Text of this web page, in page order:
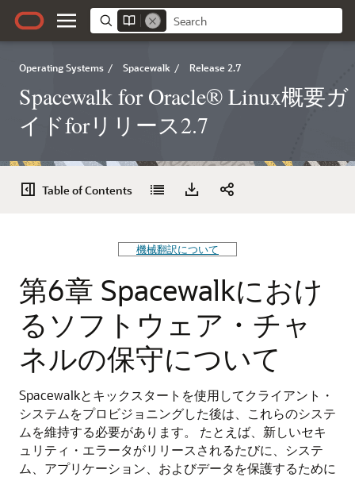
Operating Systems / Spacewalk / Release 2.7
Spacewalk for Oracle® Linux概要ガ
イドforリリース2.7
Table of Contents
機械翻訳について
第6章 Spacewalkにおけ
るソフトウェア・チャ
ネルの保守について
Spacewalkとキックスタートを使用してクライアント・
システムをプロビジョニングした後は、これらのシステ
ムを維持する必要があります。
たとえば、新しいセキ
ュリティ・エラータがリリースされるたびに、システ
ム、アプリケーション、およびデータを保護するために